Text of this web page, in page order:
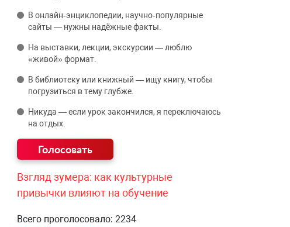
В онлайн‑энциклопедии, научно‑популярные
сайты — нужны надёжные факты.
На выставки, лекции, экскурсии — люблю
«живой» формат.
В библиотеку или книжный — ищу книгу, чтобы
погрузиться в тему глубже.
Никуда — если урок закончился, я переключаюсь
на отдых.
Взгляд зумера: как культурные
привычки влияют на обучение
Всего проголосовало: 2234